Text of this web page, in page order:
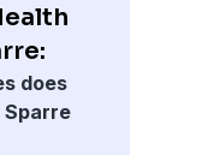
does
Sparre